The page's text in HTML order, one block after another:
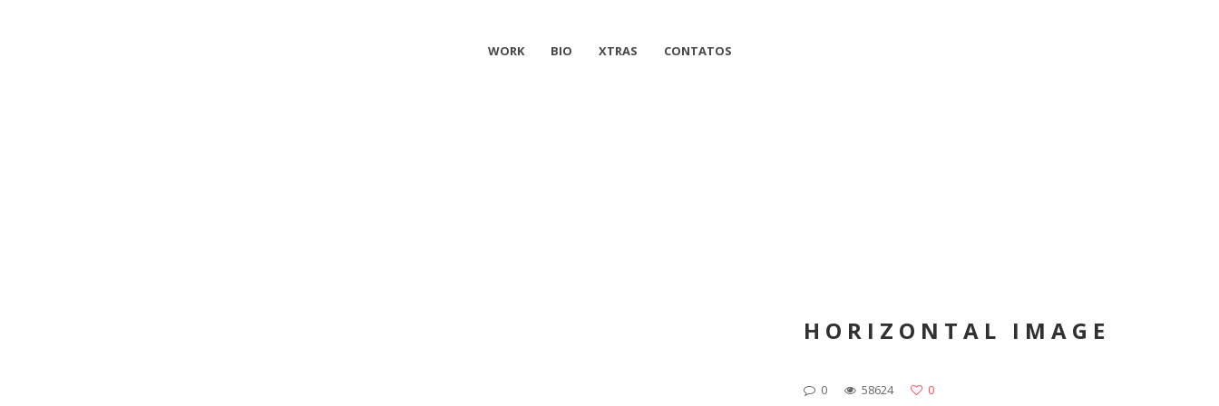
WORK BIO XTRAS CONTATOS
HORIZONTAL IMAGE
0 58624
0